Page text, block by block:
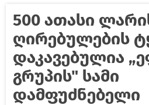
500 ათასი
ღირებულების
დაკავებულია
გრუპის" სამი
დამფუძნებელი